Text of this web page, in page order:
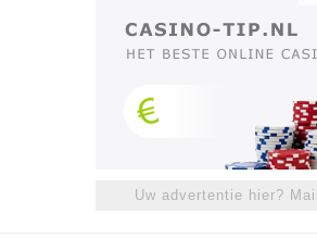
Uw advertentie hier?